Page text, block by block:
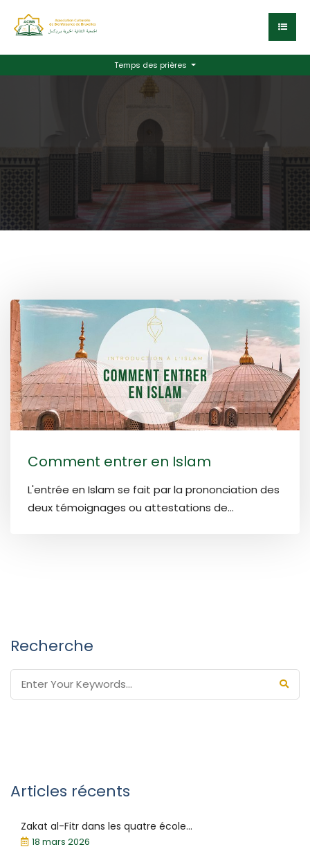
Temps des prières
Comment entrer en Islam
L'entrée en Islam se fait par la prononciation des
deux témoignages ou attestations de...
Recherche
Articles récents
Zakat al-Fitr dans les quatre école...
18 mars 2026